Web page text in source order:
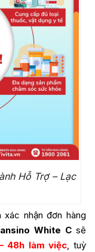
Hỗ Trợ – Lạc
xác nhận đơn hàng
White Csẽ
48h làm việc, tuỳ